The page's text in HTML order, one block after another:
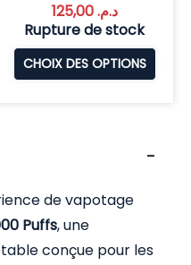
د.م.125,00
Rupture de stock
CHOIX DES OPTIONS
de vapotage
Puffs, une
conçue pour les